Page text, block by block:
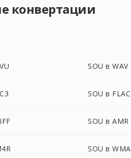
конвертации
SOU в WAV
SOU в FLAC
SOU в AMR
SOU в WMA